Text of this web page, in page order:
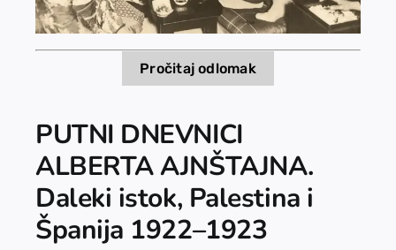
Pročitaj odlomak
PUTNI DNEVNICI
ALBERTA AJNŠTAJNA.
Daleki istok, Palestina i
Španija 1922–1923